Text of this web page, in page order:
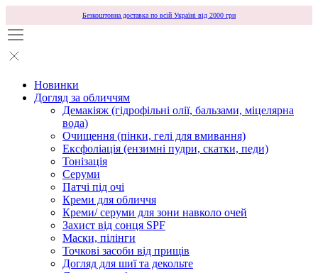
Безкоштовна доставка по всій Україні від 2000 грн
Новинки
Догляд за обличчям
Демакіяж (гідрофільні олії, бальзами, міцелярна
вода)
Очищення (пінки, гелі для вмивання)
Ексфоліація (ензимні пудри, скатки, педи)
Тонізація
Серуми
Патчі під очі
Креми для обличчя
Креми/ серуми для зони навколо очей
Захист від сонця SPF
Маски, пілінги
Точкові засоби від прищів
Догляд для шиї та декольте